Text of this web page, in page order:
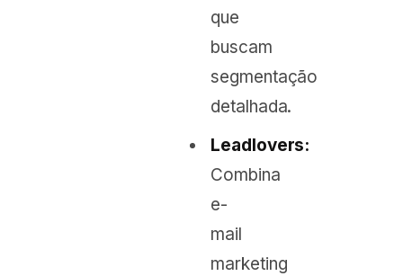
que
buscam
segmentação
detalhada.
Leadlovers:
Combina
e-
mail
marketing